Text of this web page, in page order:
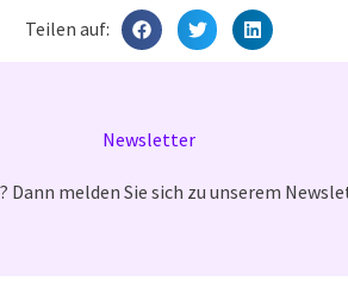
Teilen auf:
Newsletter
melden Sie sich zu unserem